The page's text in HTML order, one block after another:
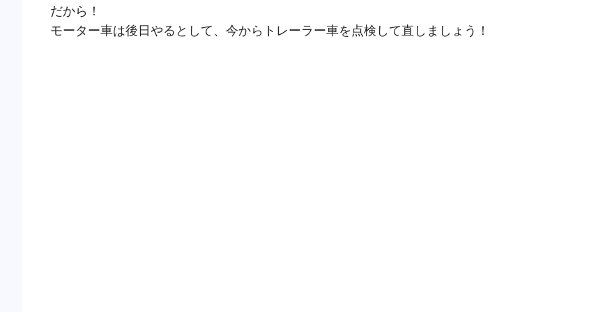
だから！
モーター車は後日やるとして、今からトレーラー車を点検して直しましょう！